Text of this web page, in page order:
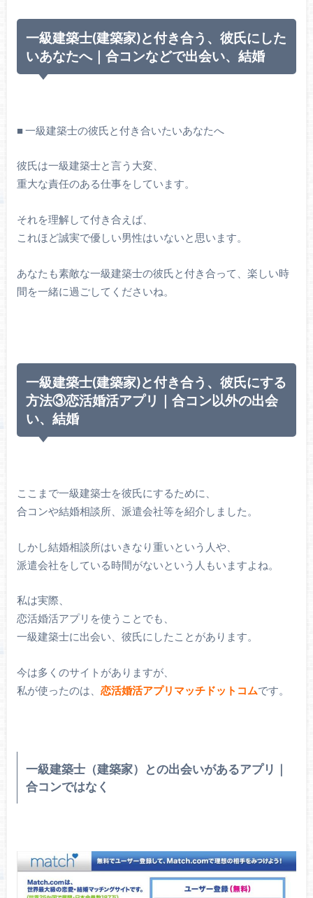
一級建築士(建築家)と付き合う、彼氏にした
いあなたへ｜合コンなどで出会い、結婚
■ 一級建築士の彼氏と付き合いたいあなたへ
彼氏は一級建築士と言う大変、
重大な責任のある仕事をしています。
それを理解して付き合えば、
これほど誠実で優しい男性はいないと思います。
あなたも素敵な一級建築士の彼氏と付き合って、楽しい時
間を一緒に過ごしてくださいね。
一級建築士(建築家)と付き合う、彼氏にする
方法③恋活婚活アプリ｜合コン以外の出会
い、結婚
ここまで一級建築士を彼氏にするために、
合コンや結婚相談所、派遣会社等を紹介しました。
しかし結婚相談所はいきなり重いという人や、
派遣会社をしている時間がないという人もいますよね。
私は実際、
恋活婚活アプリを使うことでも、
一級建築士に出会い、彼氏にしたことがあります。
今は多くのサイトがありますが、
私が使ったのは、 恋活婚活アプリマッチドットコムです。
一級建築士（建築家）との出会いがあるアプリ｜
合コンではなく